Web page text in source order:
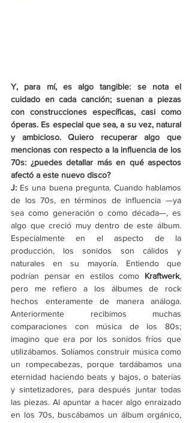
Y, para mí, es algo tangible: se nota el
cuidado en cada canción; suenan a piezas
con construcciones específicas, casi como
óperas. Es especial que sea, a su vez, natural
y ambicioso. Quiero recuperar algo que
mencionas con respecto a la influencia de los
70s: ¿puedes detallar más en qué aspectos
afectó a este nuevo disco?
J: Es una buena pregunta. Cuando hablamos
de los 70s, en términos de influencia —ya
sea como generación o como década—, es
algo que creció muy dentro de este álbum.
Especialmente en el aspecto de la
producción, los sonidos son cálidos y
naturales en su mayoría. Entiendo que
podrían pensar en estilos como Kraftwerk,
pero me refiero a los álbumes de rock
hechos enteramente de manera análoga.
Anteriormente recibimos muchas
comparaciones con música de los 80s;
imagino que era por los sonidos fríos que
utilizábamos. Solíamos construir música como
un rompecabezas, porque tardábamos una
eternidad haciendo beats y bajos, o baterías
y sintetizadores, para después juntar todas
las piezas. Al apuntar a hacer algo enraizado
en los 70s, buscábamos un álbum orgánico,